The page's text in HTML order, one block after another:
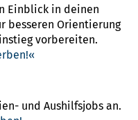
Einblick in deinen
besseren Orientierung
vorbereiten.
und Aushilfsjobs an.